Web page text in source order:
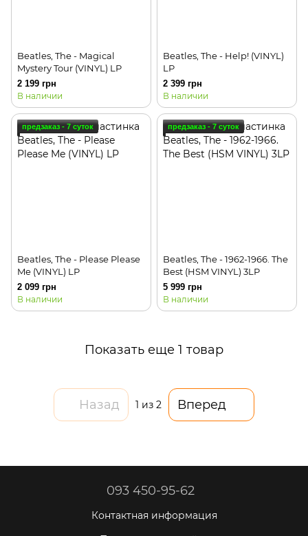
Beatles, The - Magical
Mystery Tour (VINYL) LP
2 199 грн
В наличии
Beatles, The - Help! (VINYL)
LP
2 399 грн
В наличии
предзаказ - 7 суток
Beatles, The - Please Please
Me (VINYL) LP
2 099 грн
В наличии
предзаказ - 7 суток
Beatles, The - 1962-1966. The
Best (HSM VINYL) 3LP
5 999 грн
В наличии
Показать еще 1 товар
Назад 1 из 2 Вперед
093 450-95-62
Контактная информация